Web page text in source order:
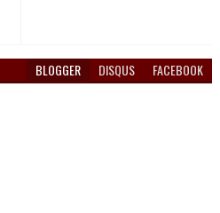
BLOGGER DISQUS FACEBOOK